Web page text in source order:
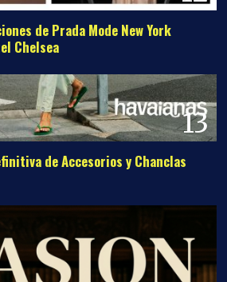
de Prada Mode New York
Chelsea
13
de Accesorios y Chanclas